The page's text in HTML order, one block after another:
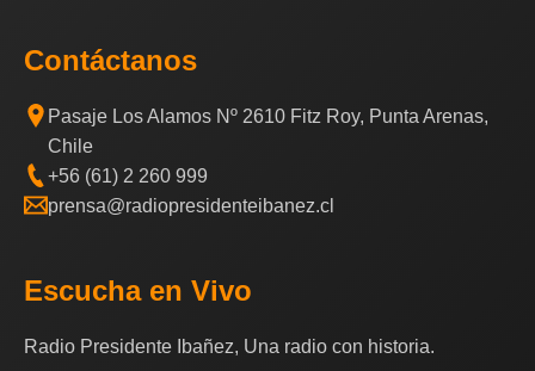
Contáctanos
Pasaje Los Alamos Nº 2610 Fitz Roy, Punta Arenas,
Chile
+56 (61) 2 260 999
prensa@radiopresidenteibanez.cl
Escucha en Vivo
Radio Presidente Ibañez, Una radio con historia.